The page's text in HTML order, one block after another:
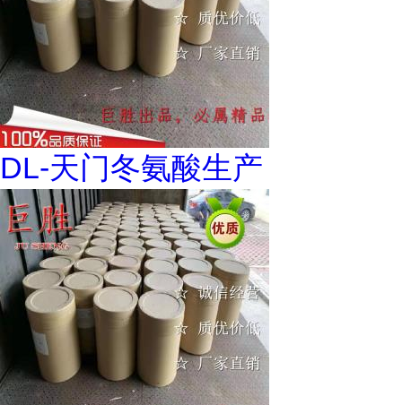
DL-天门冬氨酸生产